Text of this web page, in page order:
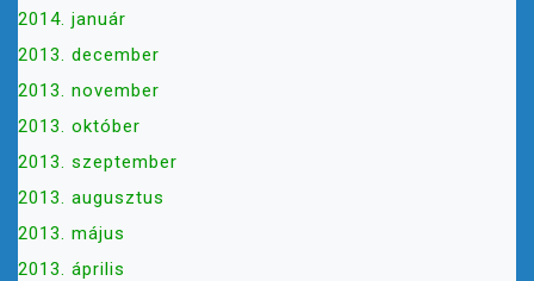
2014. január
2013. december
2013. november
2013. október
2013. szeptember
2013. augusztus
2013. május
2013. április